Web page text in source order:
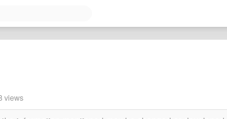
views